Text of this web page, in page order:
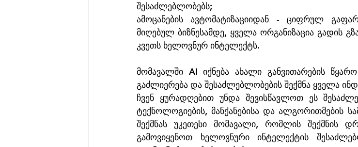
შესაძლებლობებს;
ამოცანების ავტომატიზაციიდან - ციფრულ
მიღებულ ბიზნესამდე, ყველა ორგანიზაცია გადის
კვეთს ხელოვნურ ინტელექტს.
მომავალში AI იქნება ახალი განვითარების
გაძლიერება და შესაძლებლობების შექმნა ყველა
ჩვენ ყურადღებით უნდა შევისწავლოთ ეს
ტექნოლოგიების, მანქანებისა და ალგორითმების
შექმნას უკეთესი მომავალი, რომლის შექმნის
გამოვიყენოთ ხელოვნური ინტელექტის